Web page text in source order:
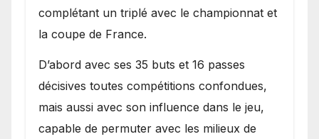
complétant un triplé avec le championnat et
la coupe de France.
D’abord avec ses 35 buts et 16 passes
décisives toutes compétitions confondues,
mais aussi avec son influence dans le jeu,
capable de permuter avec les milieux de